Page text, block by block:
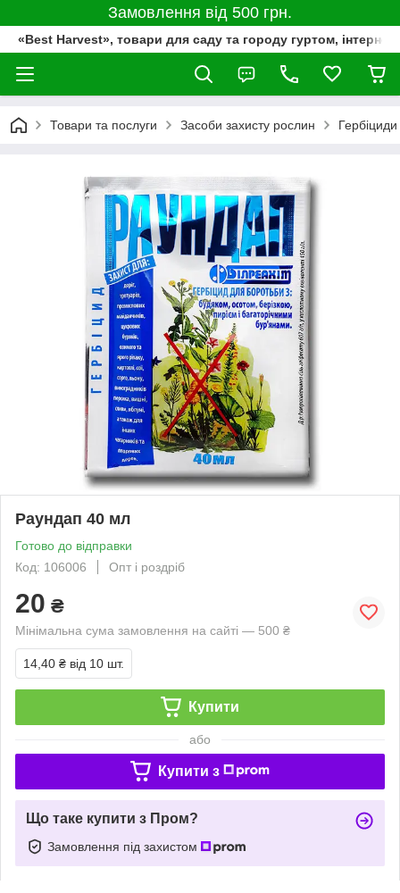
Замовлення від 500 грн.
«Best Harvest», товари для саду та городу гуртом,
Товари та послуги Засоби захисту рослин Гербіциди
Раундап 40 мл
Готово до відправки
Код: 106006
Опт і роздріб
20 ₴
Мінімальна сума замовлення на сайті — 500 ₴
14,40 ₴ від 10 шт.
Купити
або
Купити з
Що таке купити з Пром?
Замовлення під захистом